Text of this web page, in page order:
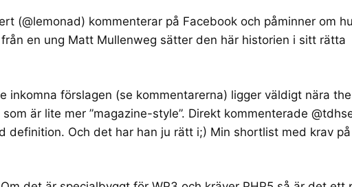
(@lemonad) kommenterar på Facebook och påminner om
en ung Matt Mullenweg sätter den här historien i sitt rätta
inkomna förslagen (se kommentarerna) ligger väldigt nära
är lite mer ”magazine-style”. Direkt kommenterade
definition. Och det har han ju rätt i;) Min shortlist med krav